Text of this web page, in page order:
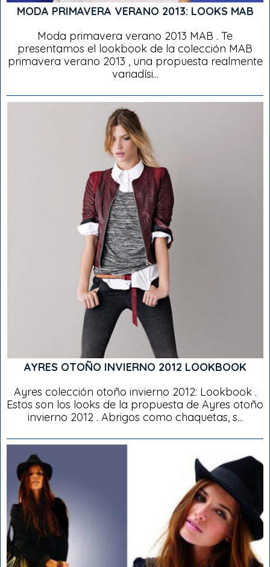
MODA PRIMAVERA VERANO 2013: LOOKS MAB
Moda primavera verano 2013 MAB . Te
presentamos el lookbook de la colección MAB
primavera verano 2013 , una propuesta realmente
variadísi...
AYRES OTOÑO INVIERNO 2012 LOOKBOOK
Ayres colección otoño invierno 2012: Lookbook .
Estos son los looks de la propuesta de Ayres otoño
invierno 2012 . Abrigos como chaquetas, s...